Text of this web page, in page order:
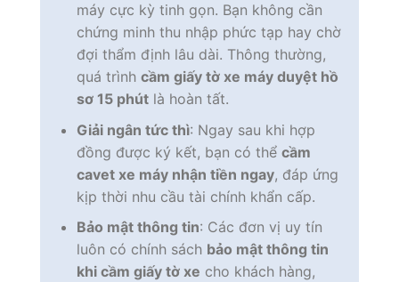
máy cực kỳ tinh gọn. Bạn không cần
chứng minh thu nhập phức tạp hay chờ
đợi thẩm định lâu dài. Thông thường,
quá trình cầm giấy tờ xe máy duyệt hồ
sơ 15 phútlà hoàn tất.
Giải ngân tức thì: Ngay sau khi hợp
đồng được ký kết, bạn có thể cầm
cavet xe máy nhận tiền ngay, đáp ứng
kịp thời nhu cầu tài chính khẩn cấp.
Bảo mật thông tin: Các đơn vị uy tín
luôn có chính sách bảo mật thông tin
khi cầm giấy tờ xe cho khách hàng,